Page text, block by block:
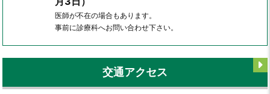
医師が不在の場合もあります。
事前に診療科へお問い合わせ下さい。
交通アクセス